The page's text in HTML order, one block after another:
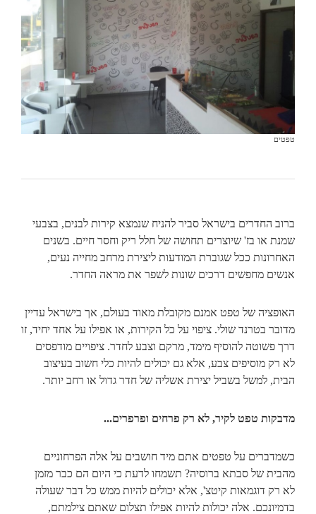
טפטים
ברוב החדרים בישראל סביר להניח שנמצא קירות לבנים, בצבעי
שמנת או בז' שיוצרים תחושה של חלל ריק וחסר חיים. בשנים
האחרונות ככל שגוברת המודעות ליצירת מרחב מחייה נעים,
אנשים מחפשים דרכים שונות לשפר את מראה החדר.
האופציה של טפט אמנם מקובלת מאוד בעולם, אך בישראל עדיין
מדובר בטרנד שולי. ציפוי על כל הקירות, או אפילו על אחד יחיד, זו
דרך פשוטה להוסיף מימד, מרקם וצבע לחדר. ציפויים מודפסים
לא רק מוסיפים צבע, אלא גם יכולים להיות כלי חשוב בעיצוב
הבית, למשל בשביל יצירת אשליה של חדר גדול או רחב יותר.
מדבקות טפט לקיר, לא רק פרחים ופרפרים...
כשמדברים על טפטים אתם מיד חושבים על אלה הפרחוניים
מהבית של סבתא ברוסיה? תשמחו לדעת כי היום הם כבר מזמן
לא רק דוגמאות קיטצ', אלא יכולים להיות ממש כל דבר שעולה
בדמיונכם. אלה יכולות להיות אפילו תצלום שאתם צילמתם,